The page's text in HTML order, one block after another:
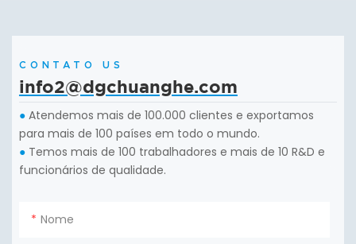
CONTATO US
info2@dgchuanghe.com
● Atendemos mais de 100.000 clientes e exportamos
para mais de 100 países em todo o mundo.
● Temos mais de 100 trabalhadores e mais de 10 R&D e
funcionários de qualidade.
Nome